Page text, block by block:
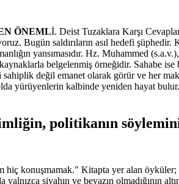
ÖNEMLİ. Deist Tuzaklara Karşı
Bugün saldırıların asıl hedefi
yansımasıdır. Hz. Muhammed
belgelenmiş örneğidir. Sahabe
değil emanet olarak görür ve her
yürüyenlerin kalbinde yeniden hayat bulur.
politikanın söylemini
hiç konuşmamak." Kitapta yer alan öyküler;
siyahın ve beyazın olmadığının